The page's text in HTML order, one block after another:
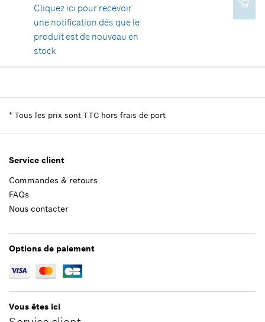
Positionner dans la vue éclatée
Cliquez ici pour recevoir
une notification dès que le
produit est de nouveau en
stock
Informations pièces détachées
213,44 €*
* Tous les prix sont TTC hors frais de port
Service client
Commandes & retours
FAQs
Nous contacter
Options de paiement
Vous êtes ici